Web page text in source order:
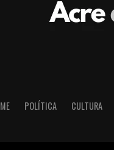
POLÍTICA CULTURA